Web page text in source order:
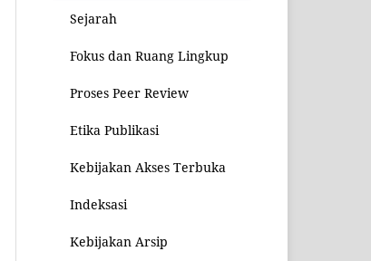
Sejarah
Fokus dan Ruang Lingkup
Proses Peer Review
Etika Publikasi
Kebijakan Akses Terbuka
Indeksasi
Kebijakan Arsip